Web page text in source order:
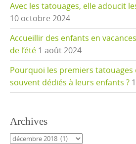
Avec les tatouages, elle adoucit
10 octobre 2024
Accueillir des enfants en
de l’été 1 août 2024
Pourquoi les premiers
souvent dédiés à leurs enfants ?
Archives
Archives